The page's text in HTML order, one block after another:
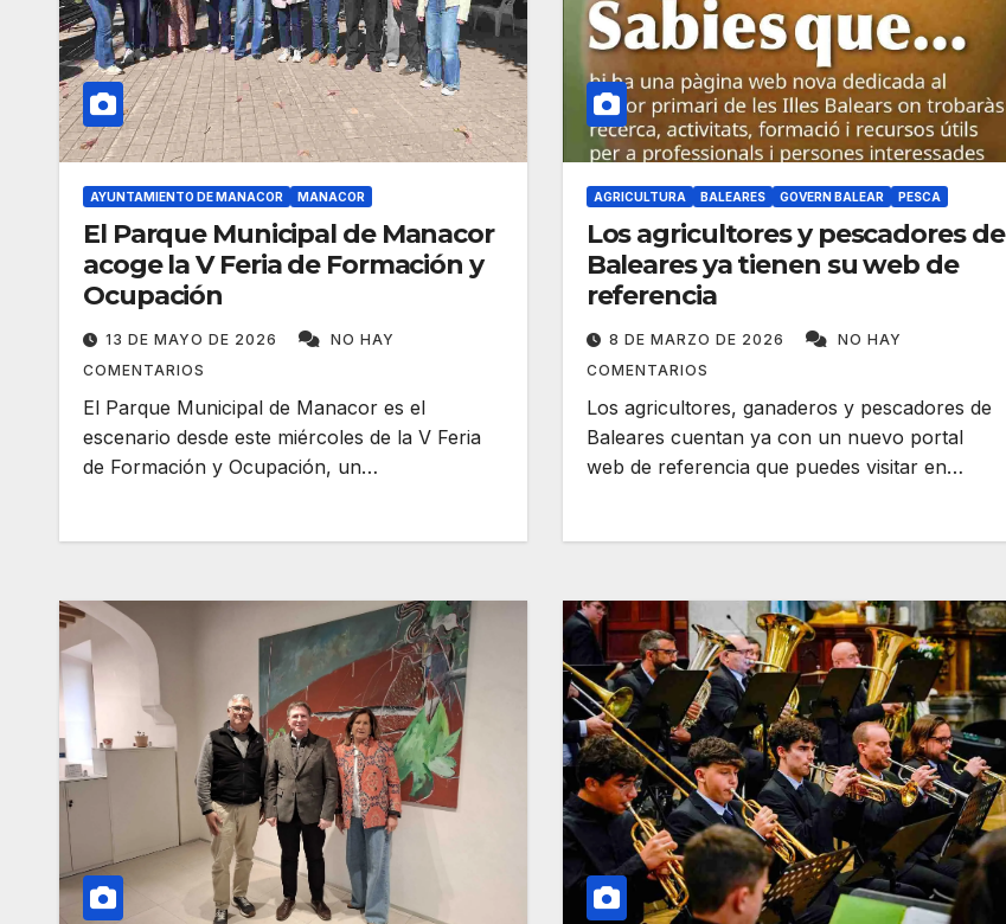
AYUNTAMIENTO DE MANACOR MANACOR
El Parque Municipal de Manacor
acoge la V Feria de Formación y
Ocupación
13 DE MAYO DE 2026
NO HAY
COMENTARIOS
El Parque Municipal de Manacor es el
escenario desde este miércoles de la V Feria
de Formación y Ocupación, un…
AGRICULTURA BALEARES GOVERN BALEAR PESCA
Los agricultores y pescadores de
Baleares ya tienen su web de
referencia
8 DE MARZO DE 2026
NO HAY
COMENTARIOS
Los agricultores, ganaderos y pescadores de
Baleares cuentan ya con un nuevo portal
web de referencia que puedes visitar en…